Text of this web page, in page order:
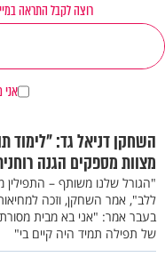
רוצה לקבל התראה
אני
השחקן דניאל גד: "לימוד
מצוות מספקים הגנה
"הגורל שלנו משותף – התפילין
ללב", אמר השחקן, וזכה
בעבר אמר: "אני בא מבית
של תפילה תמיד היה קיים בי"